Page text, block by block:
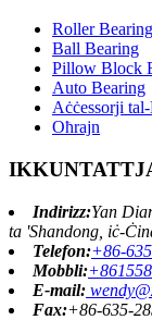
Roller Bearing
Ball Bearing
Pillow Block
Auto Bearing
Aċċessorji
Oħrajn
Indirizz:Yan
ta 'Shandong, iċ-
Telefon:+86-
Mobbli:
E-mail:
Fax:+86-635-